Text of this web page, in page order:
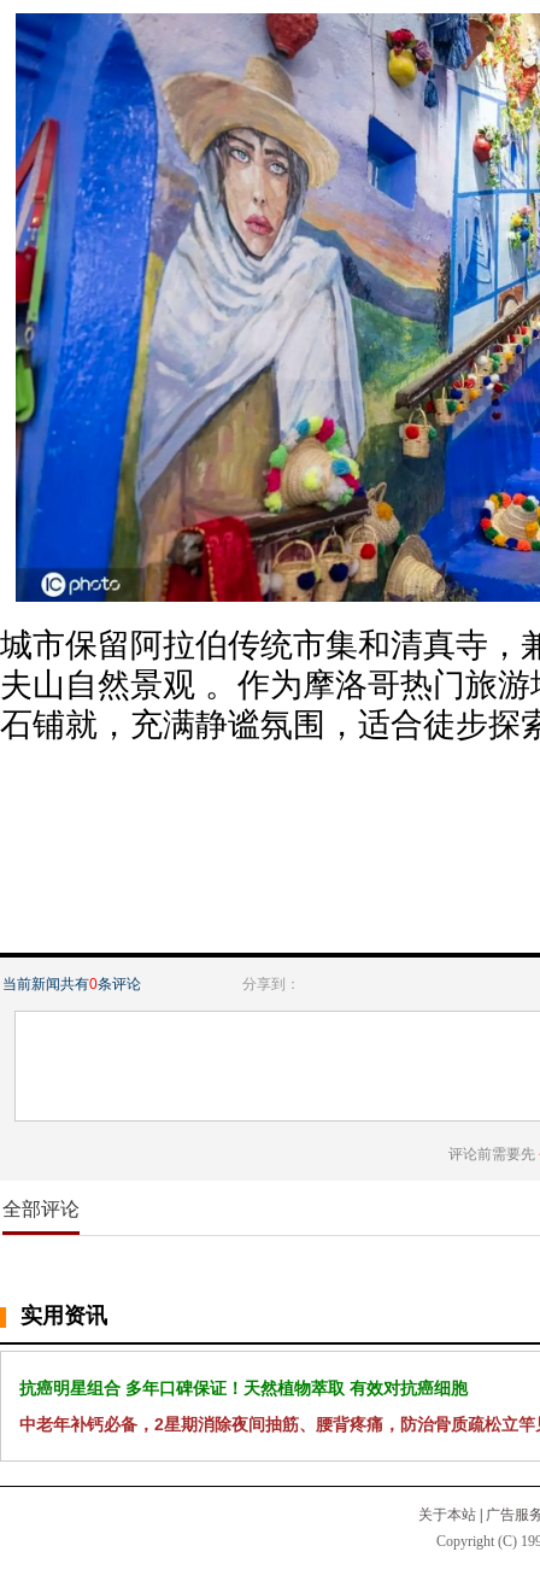
城市保留阿拉伯传统市集和清真寺，
夫山自然景观 。作为摩洛哥热门旅
石铺就，充满静谧氛围，适合徒步探
当前新闻共有0条评论 分享到：
评论前需要先
全部评论
实用资讯
抗癌明星组合 多年口碑保证！天然植物萃取 有效对抗癌细胞
中老年补钙必备，2星期消除夜间抽筋、腰背疼痛，防治骨质疏松立竿
关于本站 | 广告服
Copyright (C)